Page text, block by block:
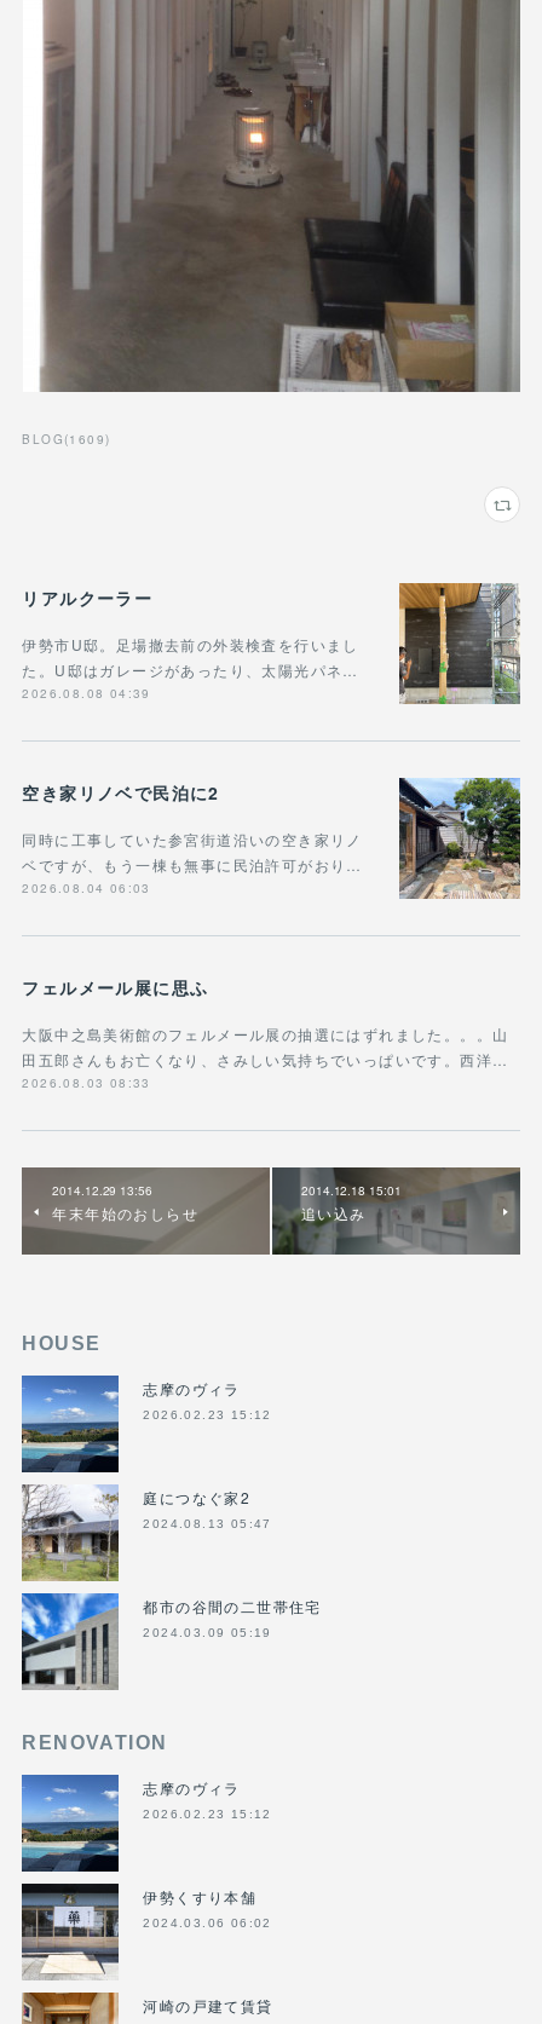
BLOG (1609)
リアルクーラー
伊勢市U邸。足場撤去前の外装検査を行いまし
た。U邸はガレージがあったり、太陽光パネ…
2026.08.08 04:39
空き家リノベで民泊に2
同時に工事していた参宮街道沿いの空き家リノ
ベですが、もう一棟も無事に民泊許可がおり…
2026.08.04 06:03
フェルメール展に思ふ
大阪中之島美術館のフェルメール展の抽選にはずれました。。。山
田五郎さんもお亡くなり、さみしい気持ちでいっぱいです。西洋…
2026.08.03 08:33
2014.12.29 13:56
年末年始のおしらせ
2014.12.18 15:01
追い込み
HOUSE
志摩のヴィラ
2026.02.23 15:12
庭につなぐ家2
2024.08.13 05:47
都市の谷間の二世帯住宅
2024.03.09 05:19
RENOVATION
志摩のヴィラ
2026.02.23 15:12
伊勢くすり本舗
2024.03.06 06:02
河崎の戸建て賃貸